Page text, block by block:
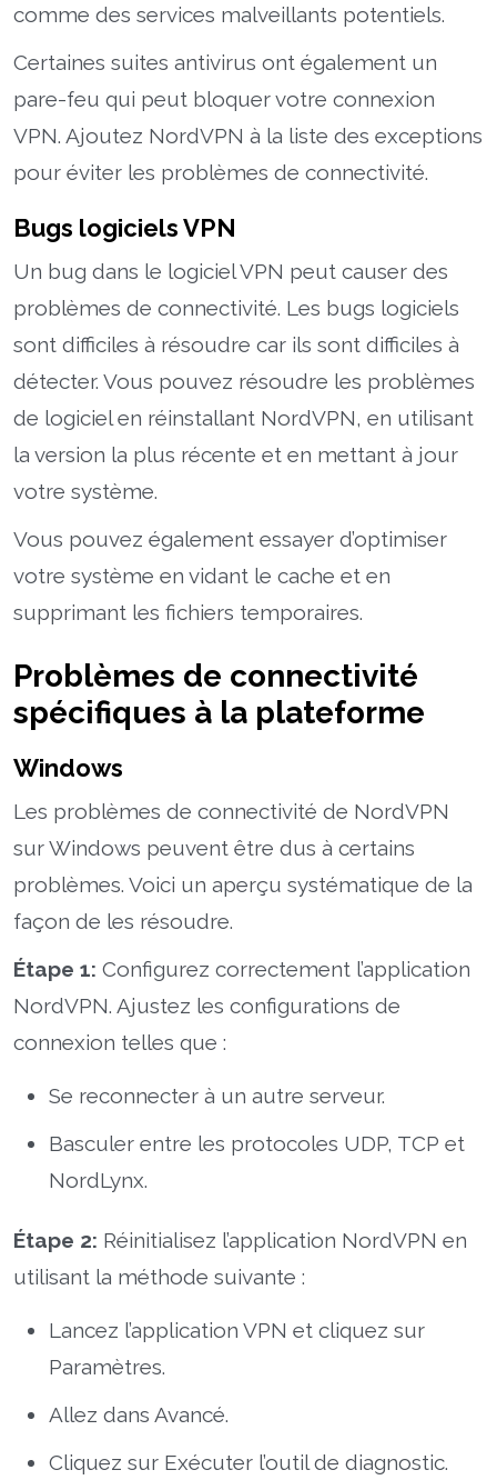
comme des services malveillants potentiels.
Certaines suites antivirus ont également un
pare-feu qui peut bloquer votre connexion
VPN. Ajoutez NordVPN à la liste des exceptions
pour éviter les problèmes de connectivité.
Bugs logiciels VPN
Un bug dans le logiciel VPN peut causer des
problèmes de connectivité. Les bugs logiciels
sont difficiles à résoudre car ils sont difficiles à
détecter. Vous pouvez résoudre les problèmes
de logiciel en réinstallant NordVPN, en utilisant
la version la plus récente et en mettant à jour
votre système.
Vous pouvez également essayer d’optimiser
votre système en vidant le cache et en
supprimant les fichiers temporaires.
Problèmes de connectivité
spécifiques à la plateforme
Windows
Les problèmes de connectivité de NordVPN
sur Windows peuvent être dus à certains
problèmes. Voici un aperçu systématique de la
façon de les résoudre.
Étape 1: Configurez correctement l’application
NordVPN. Ajustez les configurations de
connexion telles que :
Se reconnecter à un autre serveur.
Basculer entre les protocoles UDP, TCP et
NordLynx.
Étape 2: Réinitialisez l’application NordVPN en
utilisant la méthode suivante :
Lancez l’application VPN et cliquez sur
Paramètres.
Allez dans Avancé.
Cliquez sur Exécuter l’outil de diagnostic.